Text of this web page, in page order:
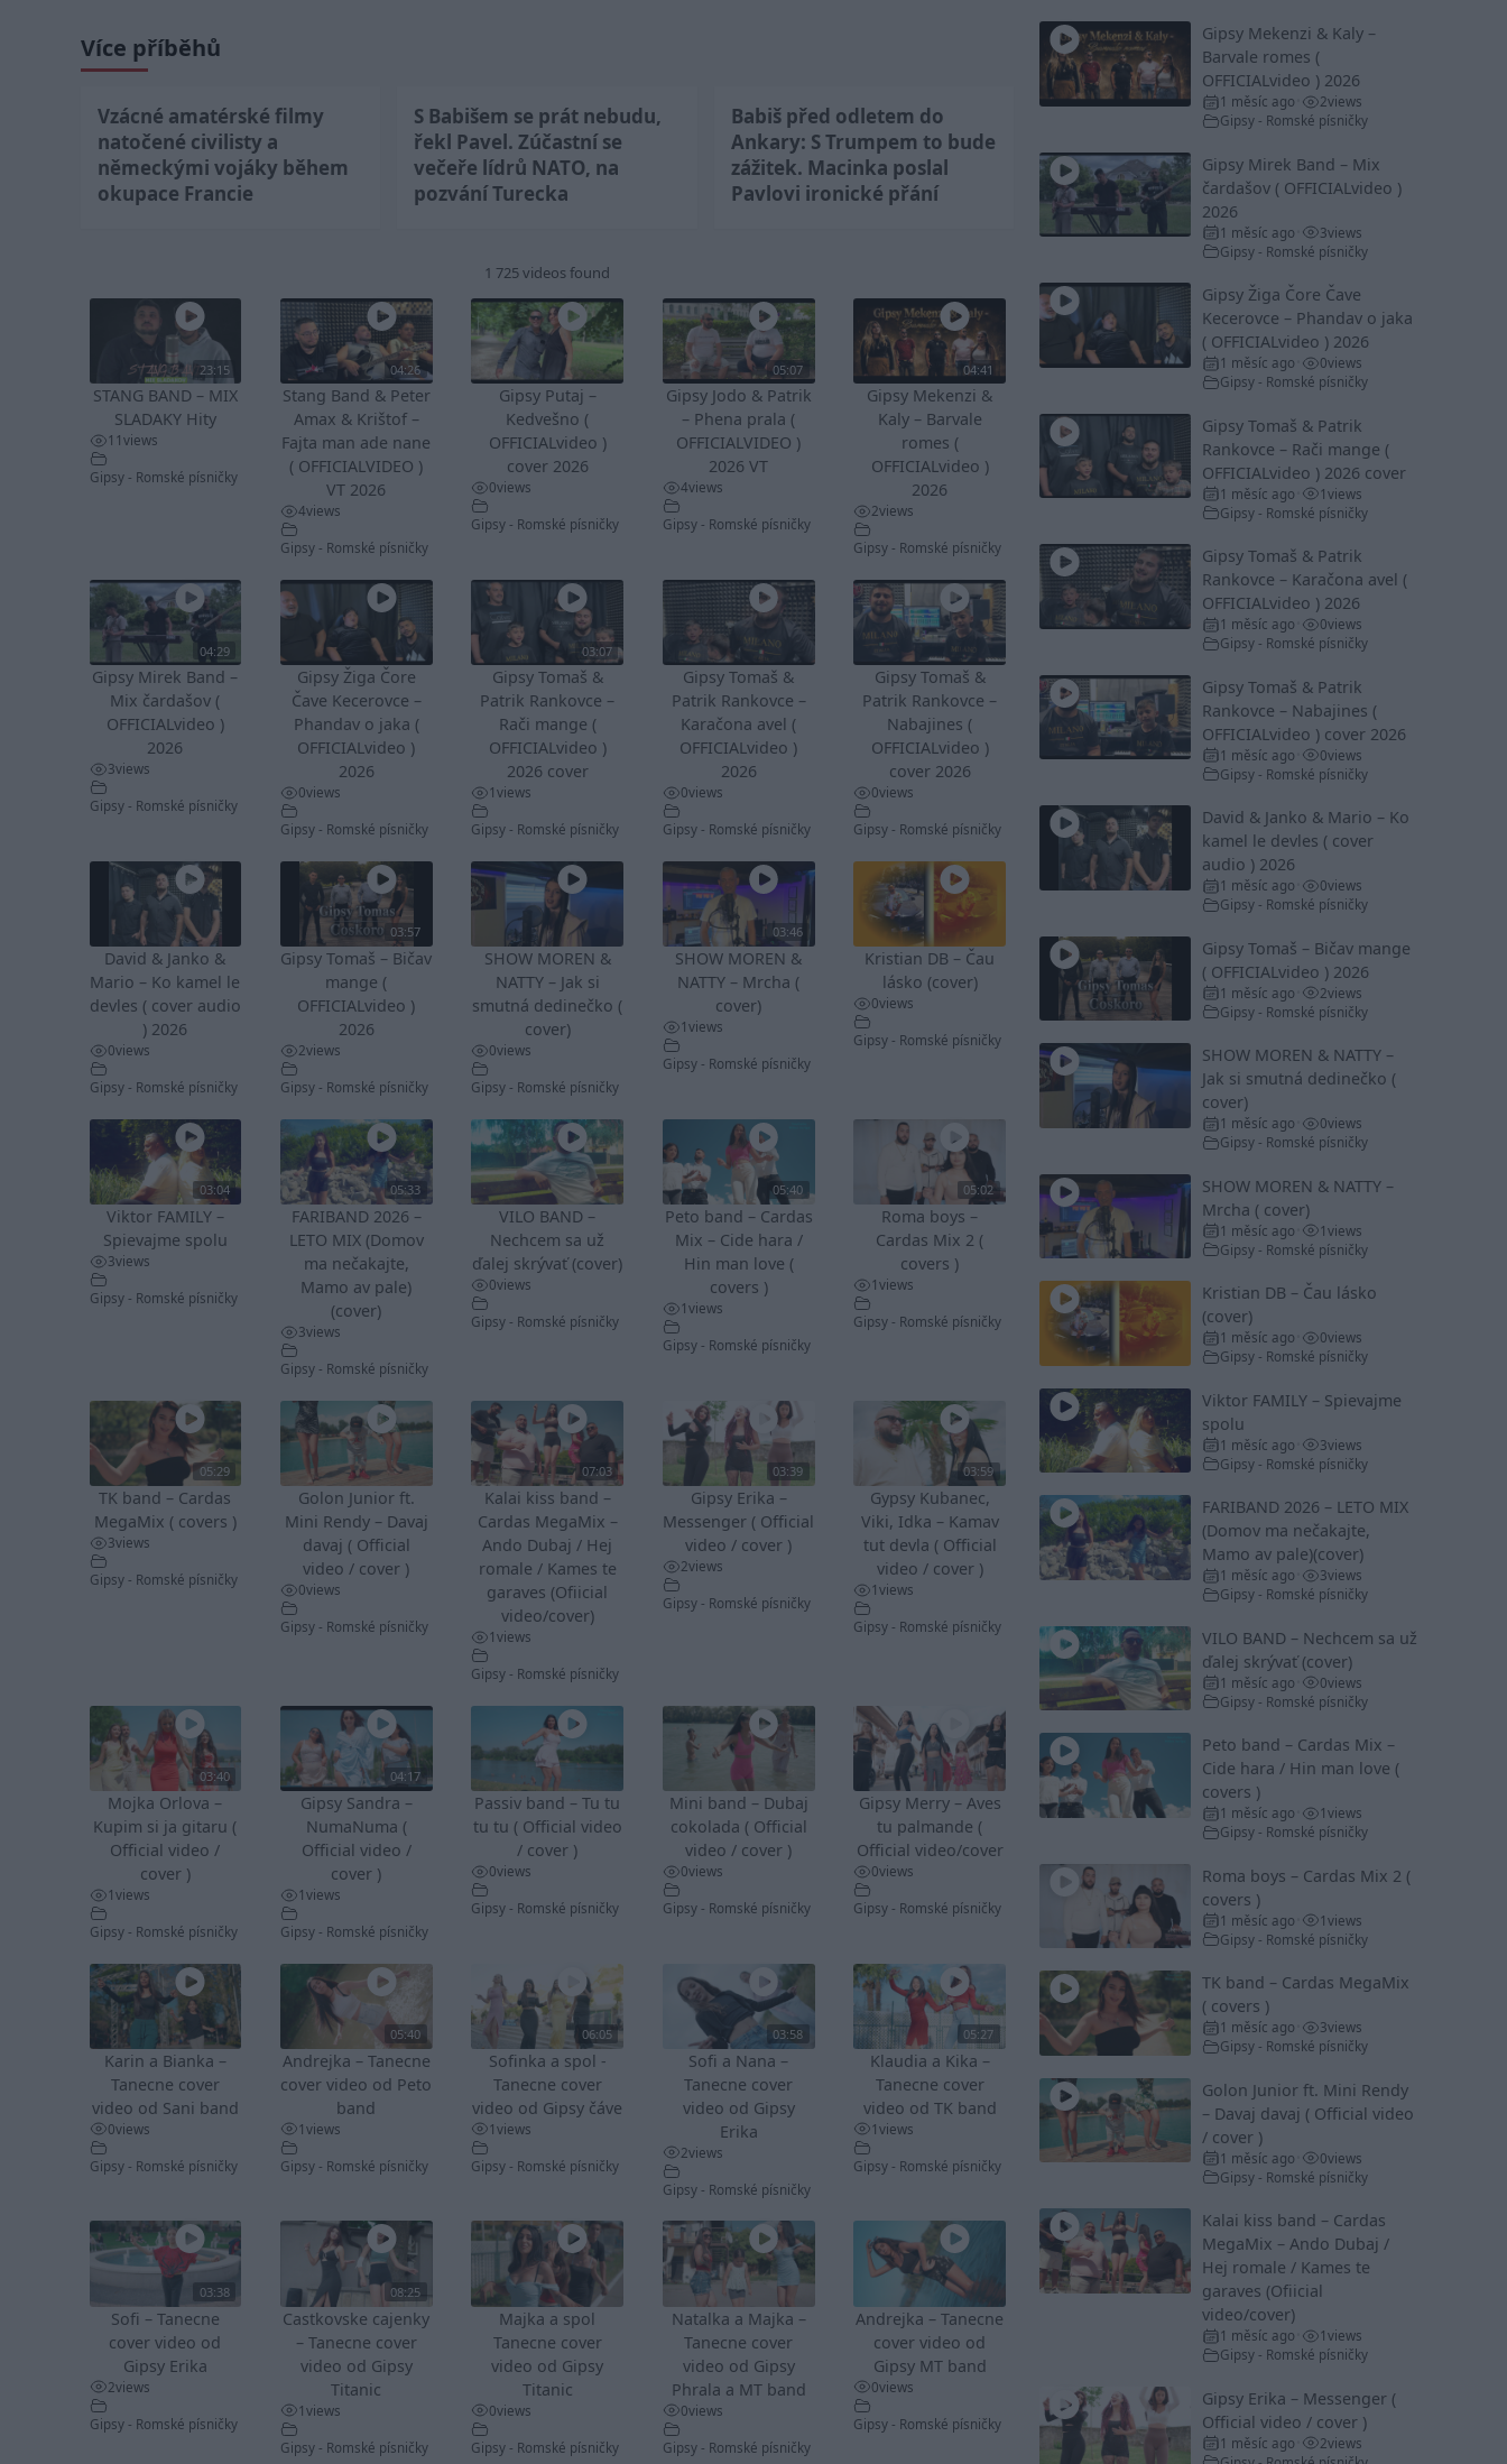
Více příběhů
Vzácné amatérské filmy
natočené civilisty a
německými vojáky během
okupace Francie
S Babišem se prát nebudu,
řekl Pavel. Zúčastní se
večeře lídrů NATO, na
pozvání Turecka
Babiš před odletem do
Ankary: S Trumpem to bude
zážitek. Macinka poslal
Pavlovi ironické přání
1 725 videos found
23:15
STANG BAND – MIX
SLADAKY Hity
11views
Gipsy - Romské písničky
04:26
Stang Band & Peter
Amax & Krištof –
Fajta man ade nane
( OFFICIALVIDEO )
VT 2026
4views
Gipsy - Romské písničky
Gipsy Putaj –
Kedvešno (
OFFICIALvideo )
cover 2026
0views
Gipsy - Romské písničky
05:07
Gipsy Jodo & Patrik
– Phena prala (
OFFICIALVIDEO )
2026 VT
4views
Gipsy - Romské písničky
04:41
Gipsy Mekenzi &
Kaly – Barvale
romes (
OFFICIALvideo )
2026
2views
Gipsy - Romské písničky
04:29
Gipsy Mirek Band –
Mix čardašov (
OFFICIALvideo )
2026
3views
Gipsy - Romské písničky
Gipsy Žiga Čore
Čave Kecerovce –
Phandav o jaka (
OFFICIALvideo )
2026
0views
Gipsy - Romské písničky
03:07
Gipsy Tomaš &
Patrik Rankovce –
Rači mange (
OFFICIALvideo )
2026 cover
1views
Gipsy - Romské písničky
Gipsy Tomaš &
Patrik Rankovce –
Karačona avel (
OFFICIALvideo )
2026
0views
Gipsy - Romské písničky
Gipsy Tomaš &
Patrik Rankovce –
Nabajines (
OFFICIALvideo )
cover 2026
0views
Gipsy - Romské písničky
David & Janko &
Mario – Ko kamel le
devles ( cover audio
) 2026
0views
Gipsy - Romské písničky
03:57
Gipsy Tomaš – Bičav
mange (
OFFICIALvideo )
2026
2views
Gipsy - Romské písničky
SHOW MOREN &
NATTY – Jak si
smutná dedinečko (
cover)
0views
Gipsy - Romské písničky
03:46
SHOW MOREN &
NATTY – Mrcha (
cover)
1views
Gipsy - Romské písničky
Kristian DB – Čau
lásko (cover)
0views
Gipsy - Romské písničky
03:04
Viktor FAMILY –
Spievajme spolu
3views
Gipsy - Romské písničky
05:33
FARIBAND 2026 –
LETO MIX (Domov
ma nečakajte,
Mamo av pale)
(cover)
3views
Gipsy - Romské písničky
VILO BAND –
Nechcem sa už
ďalej skrývať (cover)
0views
Gipsy - Romské písničky
05:40
Peto band – Cardas
Mix – Cide hara /
Hin man love (
covers )
1views
Gipsy - Romské písničky
05:02
Roma boys –
Cardas Mix 2 (
covers )
1views
Gipsy - Romské písničky
05:29
TK band – Cardas
MegaMix ( covers )
3views
Gipsy - Romské písničky
Golon Junior ft.
Mini Rendy – Davaj
davaj ( Official
video / cover )
0views
Gipsy - Romské písničky
07:03
Kalai kiss band –
Cardas MegaMix –
Ando Dubaj / Hej
romale / Kames te
garaves (Ofiicial
video/cover)
1views
Gipsy - Romské písničky
03:39
Gipsy Erika –
Messenger ( Official
video / cover )
2views
Gipsy - Romské písničky
03:59
Gypsy Kubanec,
Viki, Idka – Kamav
tut devla ( Official
video / cover )
1views
Gipsy - Romské písničky
03:40
Mojka Orlova –
Kupim si ja gitaru (
Official video /
cover )
1views
Gipsy - Romské písničky
04:17
Gipsy Sandra –
NumaNuma (
Official video /
cover )
1views
Gipsy - Romské písničky
Passiv band – Tu tu
tu tu ( Official video
/ cover )
0views
Gipsy - Romské písničky
Mini band – Dubaj
cokolada ( Official
video / cover )
0views
Gipsy - Romské písničky
Gipsy Merry – Aves
tu palmande (
Official video/cover
0views
Gipsy - Romské písničky
Karin a Bianka –
Tanecne cover
video od Sani band
0views
Gipsy - Romské písničky
05:40
Andrejka – Tanecne
cover video od Peto
band
1views
Gipsy - Romské písničky
06:05
Sofinka a spol -
Tanecne cover
video od Gipsy čáve
1views
Gipsy - Romské písničky
03:58
Sofi a Nana –
Tanecne cover
video od Gipsy
Erika
2views
Gipsy - Romské písničky
05:27
Klaudia a Kika –
Tanecne cover
video od TK band
1views
Gipsy - Romské písničky
03:38
Sofi – Tanecne
cover video od
Gipsy Erika
2views
Gipsy - Romské písničky
08:25
Castkovske cajenky
– Tanecne cover
video od Gipsy
Titanic
1views
Gipsy - Romské písničky
Majka a spol
Tanecne cover
video od Gipsy
Titanic
0views
Gipsy - Romské písničky
Natalka a Majka –
Tanecne cover
video od Gipsy
Phrala a MT band
0views
Gipsy - Romské písničky
Andrejka – Tanecne
cover video od
Gipsy MT band
0views
Gipsy - Romské písničky
Gipsy Mekenzi & Kaly –
Barvale romes (
OFFICIALvideo ) 2026
1 měsíc ago 2views
Gipsy - Romské písničky
Gipsy Mirek Band – Mix
čardašov ( OFFICIALvideo )
2026
1 měsíc ago 3views
Gipsy - Romské písničky
Gipsy Žiga Čore Čave
Kecerovce – Phandav o jaka
( OFFICIALvideo ) 2026
1 měsíc ago 0views
Gipsy - Romské písničky
Gipsy Tomaš & Patrik
Rankovce – Rači mange (
OFFICIALvideo ) 2026 cover
1 měsíc ago 1views
Gipsy - Romské písničky
Gipsy Tomaš & Patrik
Rankovce – Karačona avel (
OFFICIALvideo ) 2026
1 měsíc ago 0views
Gipsy - Romské písničky
Gipsy Tomaš & Patrik
Rankovce – Nabajines (
OFFICIALvideo ) cover 2026
1 měsíc ago 0views
Gipsy - Romské písničky
David & Janko & Mario – Ko
kamel le devles ( cover
audio ) 2026
1 měsíc ago 0views
Gipsy - Romské písničky
Gipsy Tomaš – Bičav mange
( OFFICIALvideo ) 2026
1 měsíc ago 2views
Gipsy - Romské písničky
SHOW MOREN & NATTY –
Jak si smutná dedinečko (
cover)
1 měsíc ago 0views
Gipsy - Romské písničky
SHOW MOREN & NATTY –
Mrcha ( cover)
1 měsíc ago 1views
Gipsy - Romské písničky
Kristian DB – Čau lásko
(cover)
1 měsíc ago 0views
Gipsy - Romské písničky
Viktor FAMILY – Spievajme
spolu
1 měsíc ago 3views
Gipsy - Romské písničky
FARIBAND 2026 – LETO MIX
(Domov ma nečakajte,
Mamo av pale)(cover)
1 měsíc ago 3views
Gipsy - Romské písničky
VILO BAND – Nechcem sa už
ďalej skrývať (cover)
1 měsíc ago 0views
Gipsy - Romské písničky
Peto band – Cardas Mix –
Cide hara / Hin man love (
covers )
1 měsíc ago 1views
Gipsy - Romské písničky
Roma boys – Cardas Mix 2 (
covers )
1 měsíc ago 1views
Gipsy - Romské písničky
TK band – Cardas MegaMix
( covers )
1 měsíc ago 3views
Gipsy - Romské písničky
Golon Junior ft. Mini Rendy
– Davaj davaj ( Official video
/ cover )
1 měsíc ago 0views
Gipsy - Romské písničky
Kalai kiss band – Cardas
MegaMix – Ando Dubaj /
Hej romale / Kames te
garaves (Ofiicial
video/cover)
1 měsíc ago 1views
Gipsy - Romské písničky
Gipsy Erika – Messenger (
Official video / cover )
1 měsíc ago 2views